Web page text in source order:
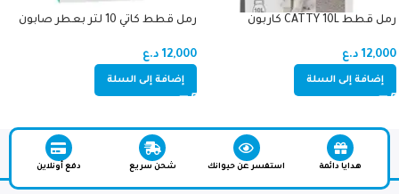
رمل قطط CATTY 10L كاربون
12,000 د.ع
إضافة إلى السلة
رمل قطط كاتي 10 لتر بعطر صابون
12,000 د.ع
إضافة إلى السلة
هدايا دائمة استفسر عن حيوانك شحن سريع دفع أونلاين